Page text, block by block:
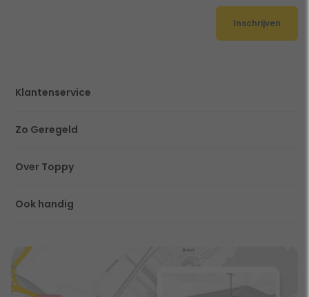
Inschrijven
Klantenservice
Zo Geregeld
Over Toppy
Ook handig